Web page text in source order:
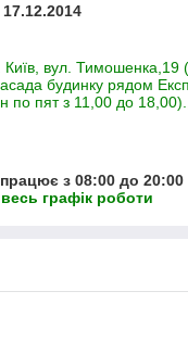
вул. Тимошенка,19
будинку рядом
по пят з 11,00 до
з 08:00 до 20:00
графік роботи